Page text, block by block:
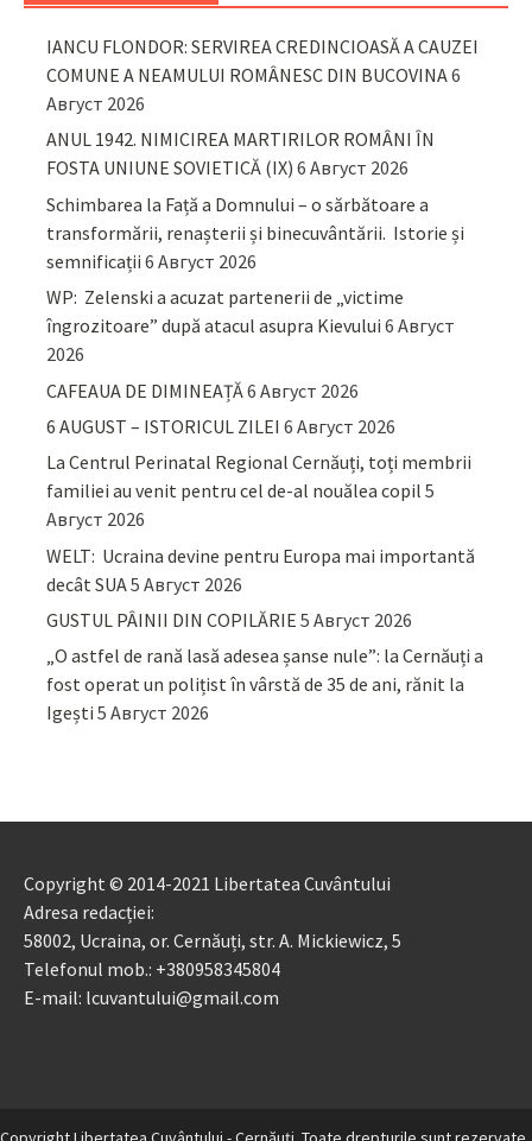
IANCU FLONDOR: SERVIREA CREDINCIOASĂ A CAUZEI
COMUNE A NEAMULUI ROMÂNESC DIN BUCOVINA6
Август 2026
ANUL 1942. NIMICIREA MARTIRILOR ROMÂNI ÎN
FOSTA UNIUNE SOVIETICĂ (IX) 6 Август 2026
Schimbarea la Față a Domnului – o sărbătoare a
transformării, renașterii și binecuvântării. Istorie și
semnificații 6 Август 2026
WP: Zelenski a acuzat partenerii de „victime
îngrozitoare” după atacul asupra Kievului 6 Август
2026
CAFEAUA DE DIMINEAȚĂ6 Август 2026
6 AUGUST – ISTORICUL ZILEI 6 Август 2026
La Centrul Perinatal Regional Cernăuți, toți membrii
familiei au venit pentru cel de-al nouălea copil 5
Август 2026
WELT: Ucraina devine pentru Europa mai importantă
decât SUA5 Август 2026
GUSTUL PÂINII DIN COPILĂRIE 5 Август 2026
„O astfel de rană lasă adesea șanse nule”: la Cernăuți a
fost operat un polițist în vârstă de 35 de ani, rănit la
Igești 5 Август 2026
Copyright © 2014-2021 Libertatea Cuvântului
Adresa redacției:
58002, Ucraina, or. Cernăuți, str. A. Mickiewicz, 5
Telefonul mob.: +380958345804
E-mail: lcuvantului@gmail.com